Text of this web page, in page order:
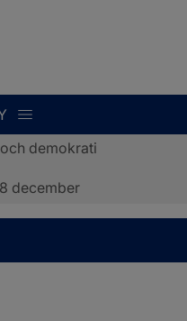
demokrati
december